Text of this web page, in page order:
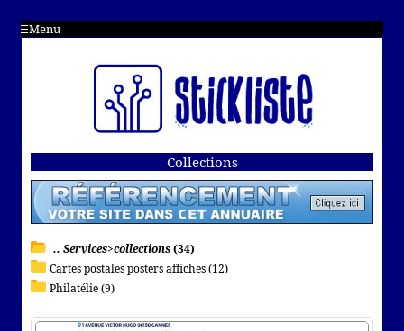
Menu
Collections
.. Services>collections(34)
Cartes postales posters affiches (12)
Philatélie (9)